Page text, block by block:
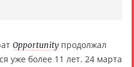
Opportunity продолжал
уже более 11 лет. 24 марта